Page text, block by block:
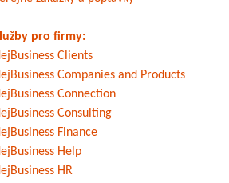
pro firmy:
Clients
Companies and Products
Connection
Consulting
Finance
Help
HR